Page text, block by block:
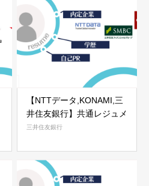
【NTTデータ,KONAMI,三
井住友銀行】共通レジュメ
三井住友銀行